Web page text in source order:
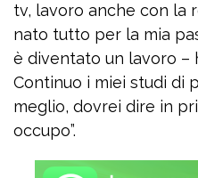
tv, lavoro anche con la
nato tutto per la mia
è diventato un lavoro –
Continuo i miei studi di
meglio, dovrei dire in
occupo”.